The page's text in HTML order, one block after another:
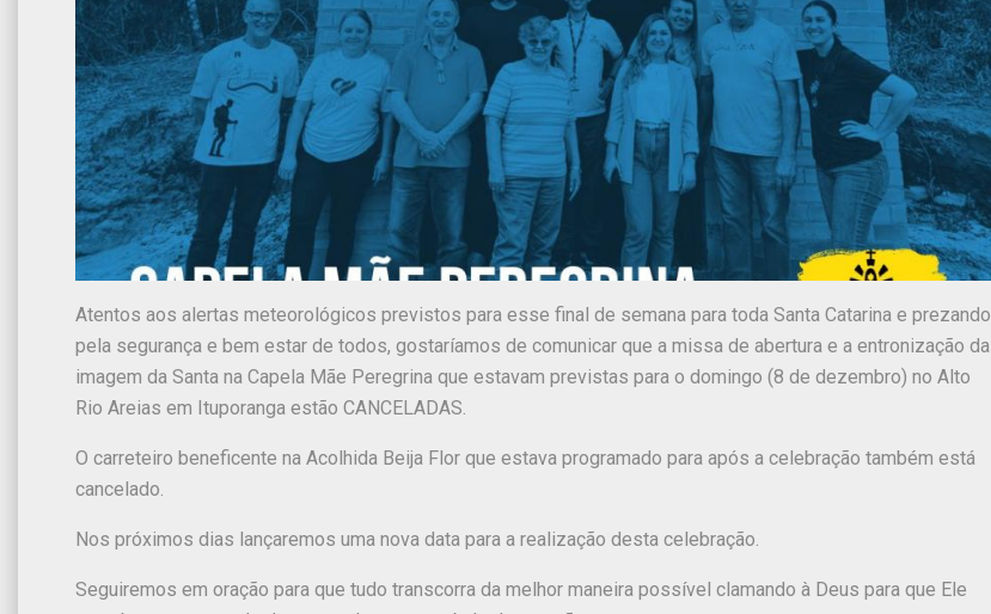
Atentos aos alertas meteorológicos previstos para esse final de semana para toda Santa Catarina e prezando
pela segurança e bem estar de todos, gostaríamos de comunicar que a missa de abertura e a entronização da
imagem da Santa na Capela Mãe Peregrina que estavam previstas para o domingo (8 de dezembro) no Alto
Rio Areias em Ituporanga estão CANCELADAS.
O carreteiro beneficente na Acolhida Beija Flor que estava programado para após a celebração também está
cancelado.
Nos próximos dias lançaremos uma nova data para a realização desta celebração.
Seguiremos em oração para que tudo transcorra da melhor maneira possível clamando à Deus para que Ele